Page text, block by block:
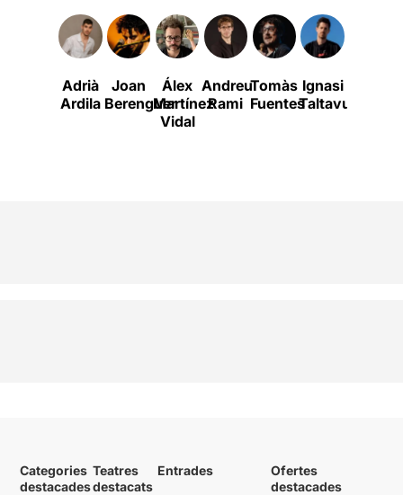
Adrià
Ardila
Joan
Berenguer
Álex
Martínez
Vidal
Andreu
Rami
Tomàs
Fuentes
Ignasi
Taltavull
Categories
destacades
Teatres
destacats
Entrades
Ofertes
destacades